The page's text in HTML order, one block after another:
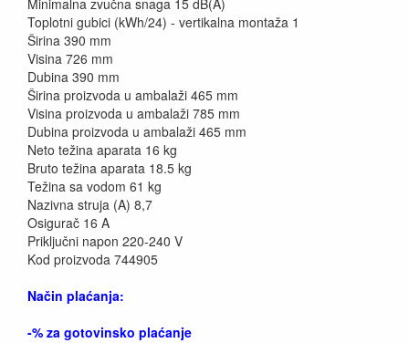
Minimalna zvučna snaga 15 dB(A)
Toplotni gubici (kWh/24) - vertikalna montaža 1
Širina 390 mm
Visina 726 mm
Dubina 390 mm
Širina proizvoda u ambalaži 465 mm
Visina proizvoda u ambalaži 785 mm
Dubina proizvoda u ambalaži 465 mm
Neto težina aparata 16 kg
Bruto težina aparata 18.5 kg
Težina sa vodom 61 kg
Nazivna struja (A) 8,7
Osigurač 16 A
Priključni napon 220-240 V
Kod proizvoda 744905
Način plaćanja:
-% za gotovinsko plaćanje